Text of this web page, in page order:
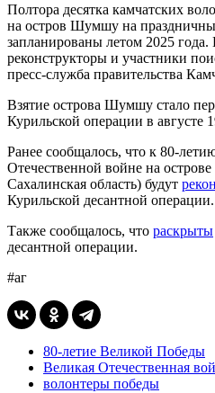
Полтора десятка камчатских
на остров Шумшу на
запланированы летом 2025
реконструкторы и участники
пресс-служба правительства
Взятие острова Шумшу стало
Курильской операции в августе
Ранее сообщалось, что к 80-
Отечественной войне на
Сахалинская область) будут
Курильской десантной операции.
Также сообщалось, что раскрыты
десантной операции.
#аг
80-летие Великой Победы
Великая Отечественная
волонтеры победы